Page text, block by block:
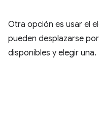
Otra opción es usar el
pueden desplazarse
disponibles y elegir una.